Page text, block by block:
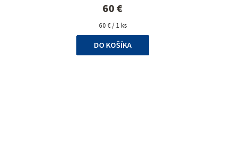
60 €
Jednotková
cena:
60 € / 1 ks
DO KOŠÍKA